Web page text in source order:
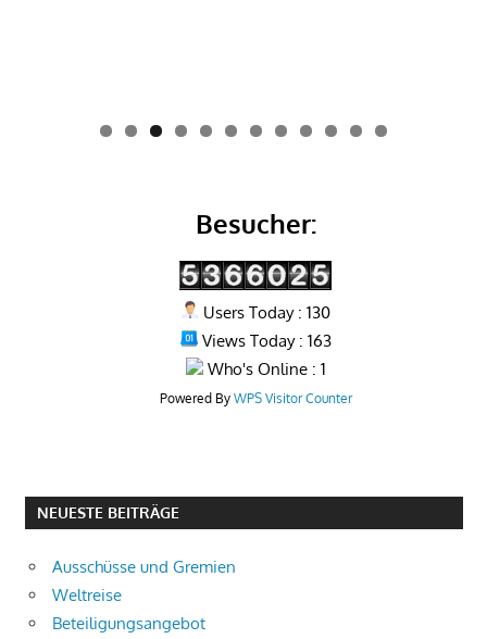
0 1 2
Besucher:
Users Today : 130
Views Today : 163
Who's Online : 1
Powered By WPS Visitor Counter
NEUESTE BEITRÄGE
Ausschüsse und Gremien
Weltreise
Beteiligungsangebot